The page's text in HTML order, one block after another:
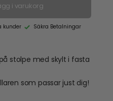
i varukorg
kunder Säkra Betalningar
stolpe med skylt i fasta
som passar just dig!